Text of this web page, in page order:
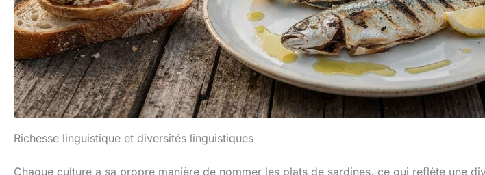
Richesse linguistique et diversités linguistiques
Chaque culture a sa propre manière de nommer les plats de sardines, ce qui reflète une